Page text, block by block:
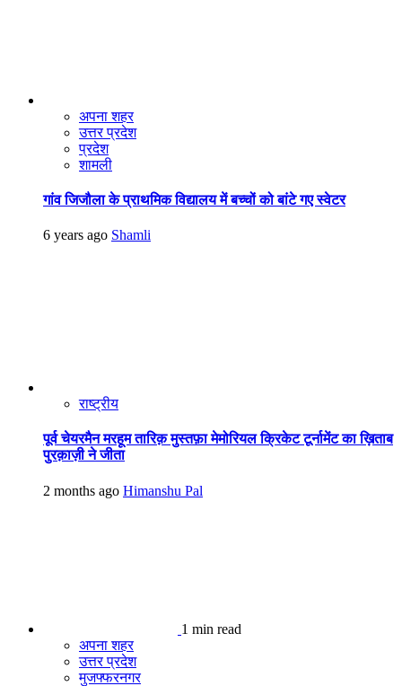
अपना शहर
उत्तर प्रदेश
प्रदेश
शामली
गांव जिजौला के प्राथमिक विद्यालय में बच्चों को बांटे गए स्वेटर
6 years ago Shamli
राष्ट्रीय
पूर्व चेयरमैन मरहूम तारिक़ मुस्तफ़ा मेमोरियल क्रिकेट टूर्नामेंट का ख़िताब
पुरक़ाज़ी ने जीता
2 months ago Himanshu Pal
1 min read
अपना शहर
उत्तर प्रदेश
मुजफ्फरनगर